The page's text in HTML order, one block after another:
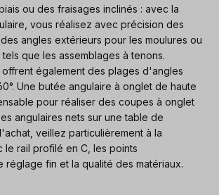
ou des fraisages inclinés : avec la
vous réalisez avec précision des
angles extérieurs pour les moulures ou
que les assemblages à tenons.
offrent également des plages d'angles
Une butée angulaire à onglet de haute
pour réaliser des coupes à onglet
angulaires nets sur une table de
veillez particulièrement à la
le rail profilé en C, les points
fin et la qualité des matériaux.